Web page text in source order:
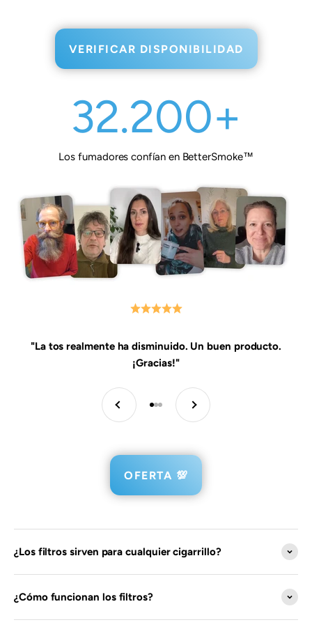
VERIFICAR DISPONIBILIDAD
32.200+
Los fumadores confían en BetterSmoke™
"La tos realmente ha disminuido. Un buen producto.
¡Gracias!"
Anterior
Ir al artículo 1
Ir al artículo 2
Ir al artículo 3
Siguiente
OFERTA 💯
¿Los filtros sirven para cualquier cigarrillo?
¿Cómo funcionan los filtros?